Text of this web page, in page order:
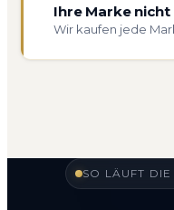
Ihre Marke nicht
Wir kaufen jede
SO LÄUFT